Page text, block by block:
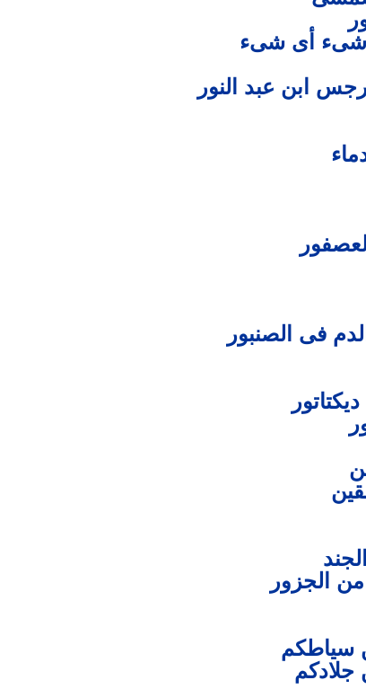
شىء أى شىء
ابن عبد النور
فى الصنبور
الجزور
سياطكم